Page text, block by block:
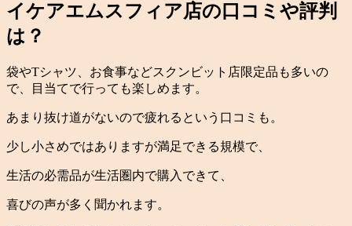
イケアエムスフィア店の口コミや評判
は？
袋やTシャツ、お食事などスクンビット店限定品も多いの
で、目当てで行っても楽しめます。
あまり抜け道がないので疲れるという口コミも。
少し小さめではありますが満足できる規模で、
生活の必需品が生活圏内で購入できて、
喜びの声が多く聞かれます。